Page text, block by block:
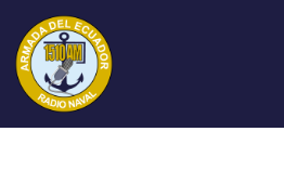
contenido